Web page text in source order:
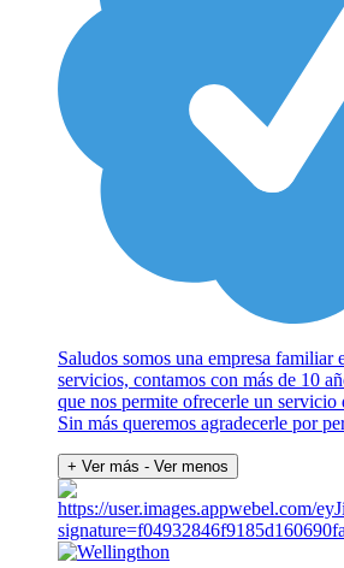
Saludos somos una empresa familiar
servicios, contamos con más de 10
que nos permite ofrecerle un servicio
Sin más queremos agradecerle por
+ Ver más - Ver menos